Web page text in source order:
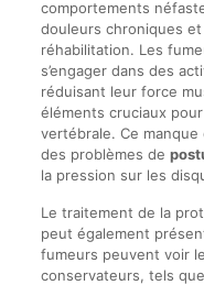
comportements
douleurs chroniques
réhabilitation. Les
s’engager dans des
réduisant leur force
éléments cruciaux
vertébrale. Ce
des problèmes de
la pression sur les
Le traitement de la
peut également
fumeurs peuvent voir
conservateurs, tels